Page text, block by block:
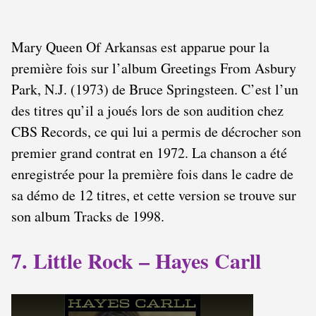
Mary Queen Of Arkansas est apparue pour la
première fois sur l’album Greetings From Asbury
Park, N.J. (1973) de Bruce Springsteen. C’est l’un
des titres qu’il a joués lors de son audition chez
CBS Records, ce qui lui a permis de décrocher son
premier grand contrat en 1972. La chanson a été
enregistrée pour la première fois dans le cadre de
sa démo de 12 titres, et cette version se trouve sur
son album Tracks de 1998.
7. Little Rock – Hayes Carll